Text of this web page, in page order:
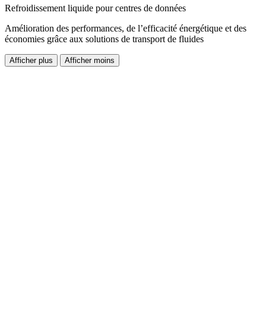
Refroidissement liquide pour centres de données
Amélioration des performances, de l’efficacité énergétique et des
économies grâce aux solutions de transport de fluides
Afficher plus Afficher moins